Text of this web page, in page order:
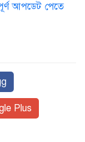
আপডেট পেতে
Plus